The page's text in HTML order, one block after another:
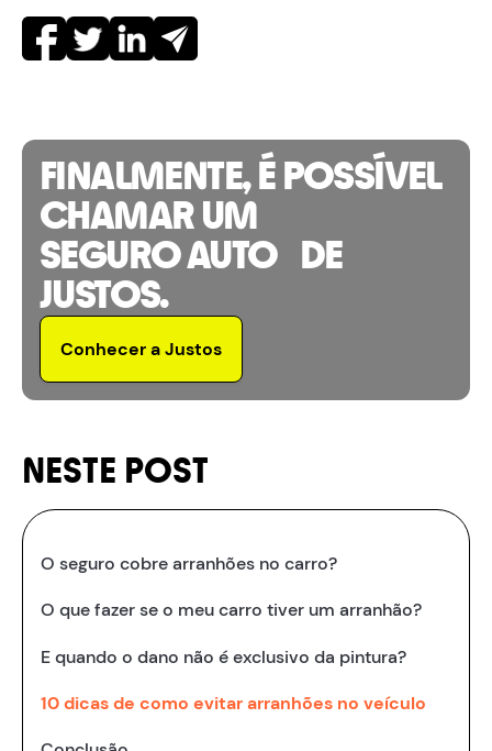
FINALMENTE, É POSSÍVEL
CHAMAR UM
SEGURO AUTO DE
JUSTOS.
Conhecer a Justos
NESTE POST
O seguro cobre arranhões no carro?
O que fazer se o meu carro tiver um arranhão?
E quando o dano não é exclusivo da pintura?
10 dicas de como evitar arranhões no veículo